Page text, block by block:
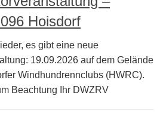
Hoisdorf
es gibt eine neue
19.09.2026 auf dem Gelände
Windhundrennclubs (HWRC).
Beachtung Ihr DWZRV